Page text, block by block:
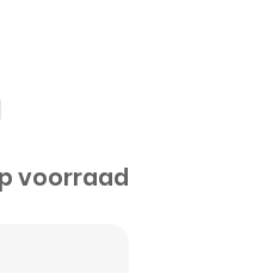
voorraad